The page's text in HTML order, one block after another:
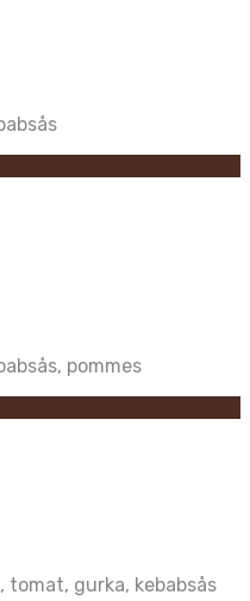
pommes
tomat, gurka, kebabsås